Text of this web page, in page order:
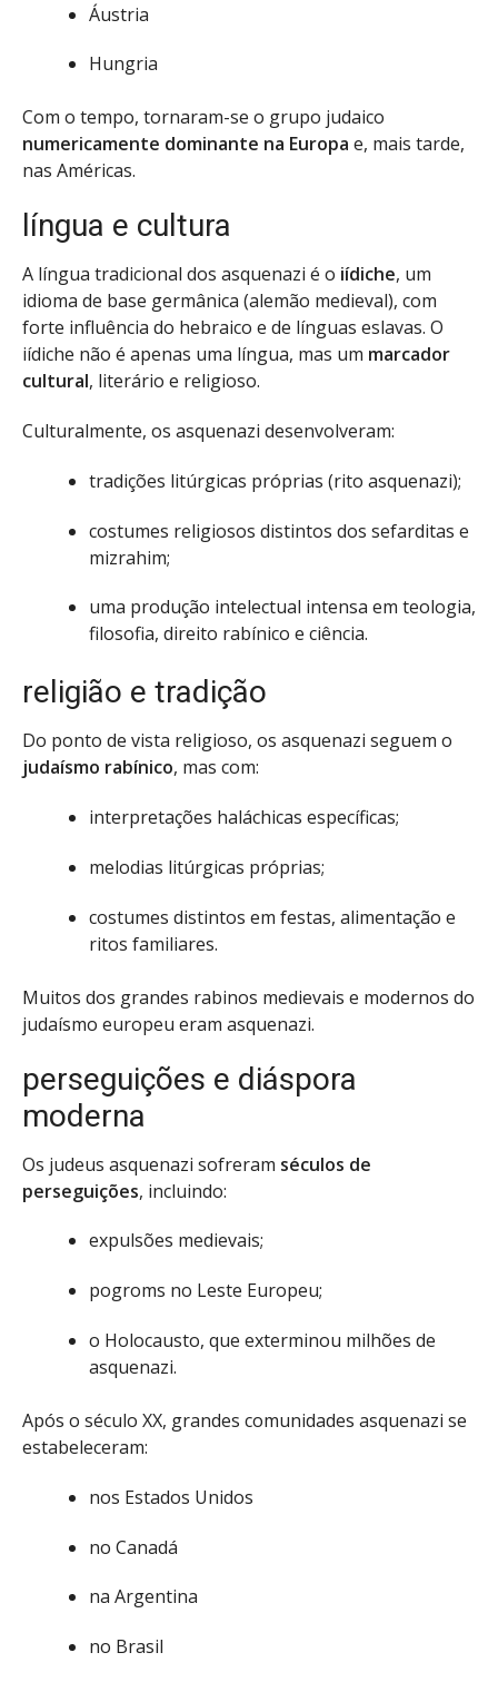
Áustria
Hungria
Com o tempo, tornaram-se o grupo judaico
numericamente dominante na Europa e, mais tarde,
nas Américas.
língua e cultura
A língua tradicional dos asquenazi é o iídiche, um
idioma de base germânica (alemão medieval), com
forte influência do hebraico e de línguas eslavas. O
iídiche não é apenas uma língua, mas um marcador
cultural, literário e religioso.
Culturalmente, os asquenazi desenvolveram:
tradições litúrgicas próprias (rito asquenazi);
costumes religiosos distintos dos sefarditas e
mizrahim;
uma produção intelectual intensa em teologia,
filosofia, direito rabínico e ciência.
religião e tradição
Do ponto de vista religioso, os asquenazi seguem o
judaísmo rabínico, mas com:
interpretações haláchicas específicas;
melodias litúrgicas próprias;
costumes distintos em festas, alimentação e
ritos familiares.
Muitos dos grandes rabinos medievais e modernos do
judaísmo europeu eram asquenazi.
perseguições e diáspora
moderna
Os judeus asquenazi sofreram séculos de
perseguições, incluindo:
expulsões medievais;
pogroms no Leste Europeu;
o Holocausto, que exterminou milhões de
asquenazi.
Após o século XX, grandes comunidades asquenazi se
estabeleceram:
nos Estados Unidos
no Canadá
na Argentina
no Brasil